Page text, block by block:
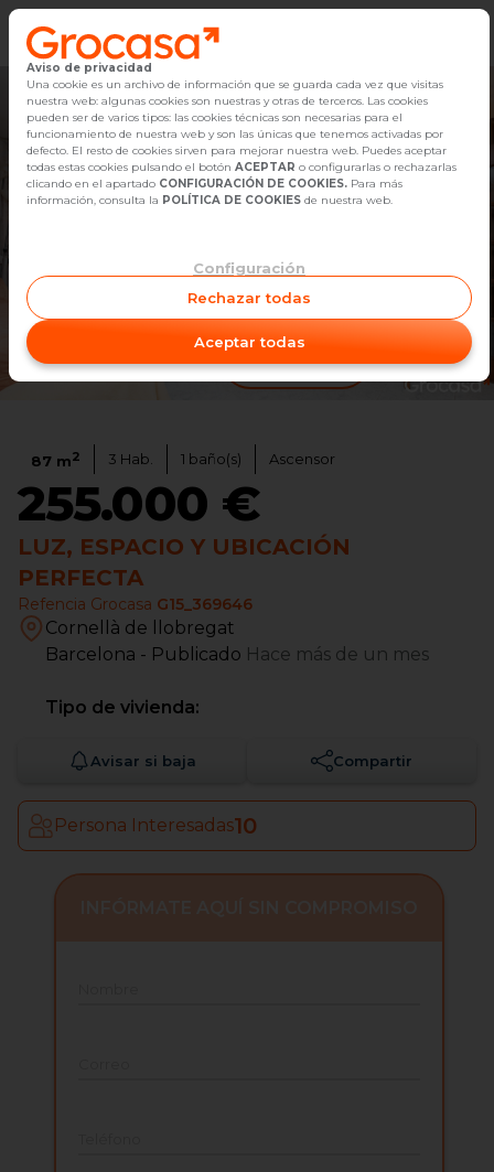
Vender
Buscar Inmuebles
Alquiler
Empleo
Oficinas
Contacto 1/22
87 m2 3 Hab. 1 baño(s) Ascensor
255.000 €
LUZ, ESPACIO Y UBICACIÓN
PERFECTA
Refencia Grocasa G15_369646
Cornellà de llobregat
Barcelona - Publicado Hace más de un mes
Tipo de vivienda:
Avisar si baja Compartir
Persona Interesadas10
Aviso de privacidad
Una cookie es un archivo de información que se guarda cada vez que visitas
nuestra web: algunas cookies son nuestras y otras de terceros. Las cookies
pueden ser de varios tipos: las cookies técnicas son necesarias para el
funcionamiento de nuestra web y son las únicas que tenemos activadas por
defecto. El resto de cookies sirven para mejorar nuestra web. Puedes aceptar
todas estas cookies pulsando el botón ACEPTAR o configurarlas o rechazarlas
clicando en el apartado CONFIGURACIÓN DE COOKIES. Para más
información, consulta la POLÍTICA DE COOKIES de nuestra web.
Configuración
Rechazar todas
Aceptar todas